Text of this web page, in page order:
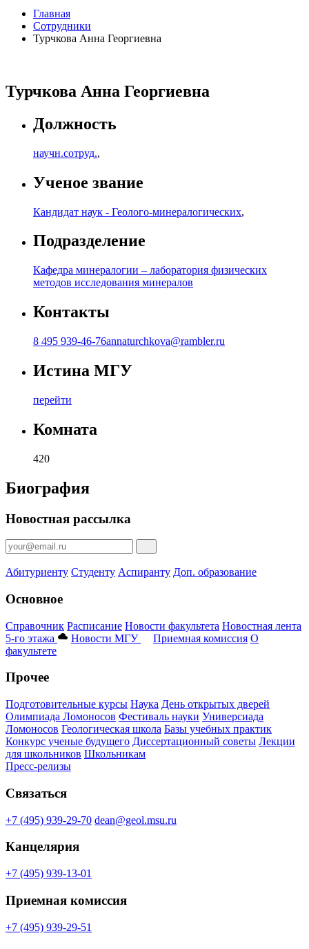
Главная
Сотрудники
Турчкова Анна Георгиевна
Турчкова Анна Георгиевна
Должность
научн.сотруд.,
Ученое звание
Кандидат наук - Геолого-минералогических,
Подразделение
Кафедра минералогии – лаборатория физических
методов исследования минералов
Контакты
8 495 939-46-76annaturchkova@rambler.ru
Истина МГУ
перейти
Комната
420
Биография
Новостная рассылка
Абитуриенту Студенту Аспиранту Доп. образование
Основное
Справочник Расписание Новости факультета Новостная лента
5-го этажа
Новости МГУ Приемная комиссия О
факультете
Прочее
Подготовительные курсы Наука День открытых дверей
Олимпиада Ломоносов Фестиваль науки Универсиада
Ломоносов Геологическая школа Базы учебных практик
Конкурс ученые будущего Диссертационный советы Лекции
для школьников Школьникам
Пресс-релизы
Связаться
+7 (495) 939-29-70 dean@geol.msu.ru
Канцелярия
+7 (495) 939-13-01
Приемная комиссия
+7 (495) 939-29-51